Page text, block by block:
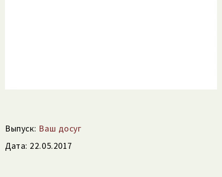
Выпуск: Ваш досуг
Дата: 22.05.2017